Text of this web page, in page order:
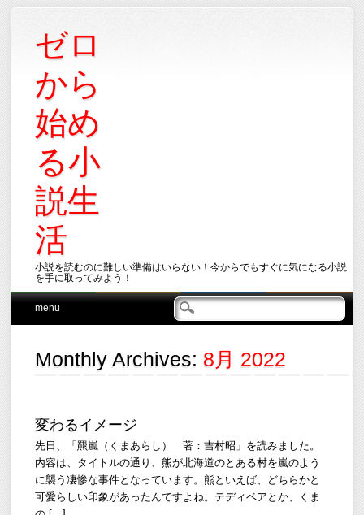
ゼロ
から
始め
る小
説生
活
小説を読むのに難しい準備はいらない！今からでもすぐに気になる小説
を手に取ってみよう！
Main menu
Skip
menu
Monthly Archives:8月 2022
変わるイメージ
先日、「羆嵐（くまあらし） 著：吉村昭」を読みました。
内容は、タイトルの通り、熊が北海道のとある村を嵐のよう
に襲う凄惨な事件となっています。熊といえば、どちらかと
可愛らしい印象があったんですよね。テディベアとか、くま